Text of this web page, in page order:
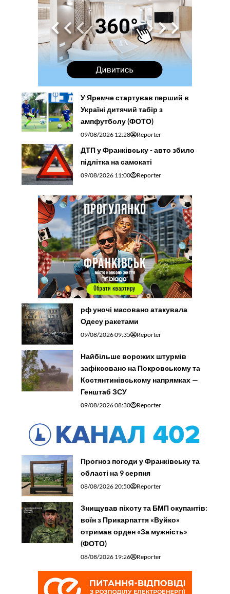
У Яремче стартував перший в
Україні дитячий табір з
ампфутболу (ФОТО)
09/08/2026 12:28 Reporter
ДТП у Франківську - авто збило
підлітка на самокаті
09/08/2026 11:00 Reporter
рф уночі масовано атакувала
Одесу ракетами
09/08/2026 09:35 Reporter
Найбільше ворожих штурмів
зафіксовано на Покровському та
Костянтинівському напрямках —
Генштаб ЗСУ
09/08/2026 08:30 Reporter
Прогноз погоди у Франківську та
області на 9 серпня
08/08/2026 20:50 Reporter
Знищував піхоту та БМП окупантів:
воїн з Прикарпаття «Вуйко»
отримав орден «За мужність»
(ФОТО)
08/08/2026 19:26 Reporter